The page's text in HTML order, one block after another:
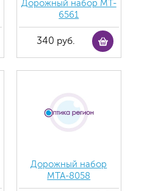
Дорожный набор MT-
6561
340 руб.
Дорожный набор
MTA-8058